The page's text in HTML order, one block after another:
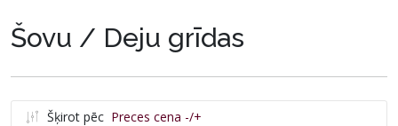
Šovu / Deju grīdas
Šķirot pēc Preces cena -/+